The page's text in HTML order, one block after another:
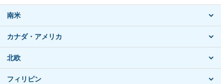
南米
カナダ・アメリカ
北欧
フィリピン